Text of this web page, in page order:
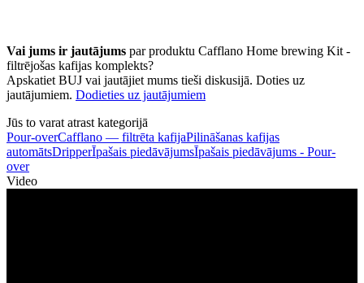
Vai jums ir jautājums par produktu Cafflano Home brewing Kit -
filtrējošas kafijas komplekts?
Apskatiet BUJ vai jautājiet mums tieši diskusijā. Doties uz
jautājumiem. Dodieties uz jautājumiem
Jūs to varat atrast kategorijā
Pour-overCafflano — filtrēta kafijaPilināšanas kafijas
automātsDripperĪpašais piedāvājumsĪpašais piedāvājums - Pour-
over
Video